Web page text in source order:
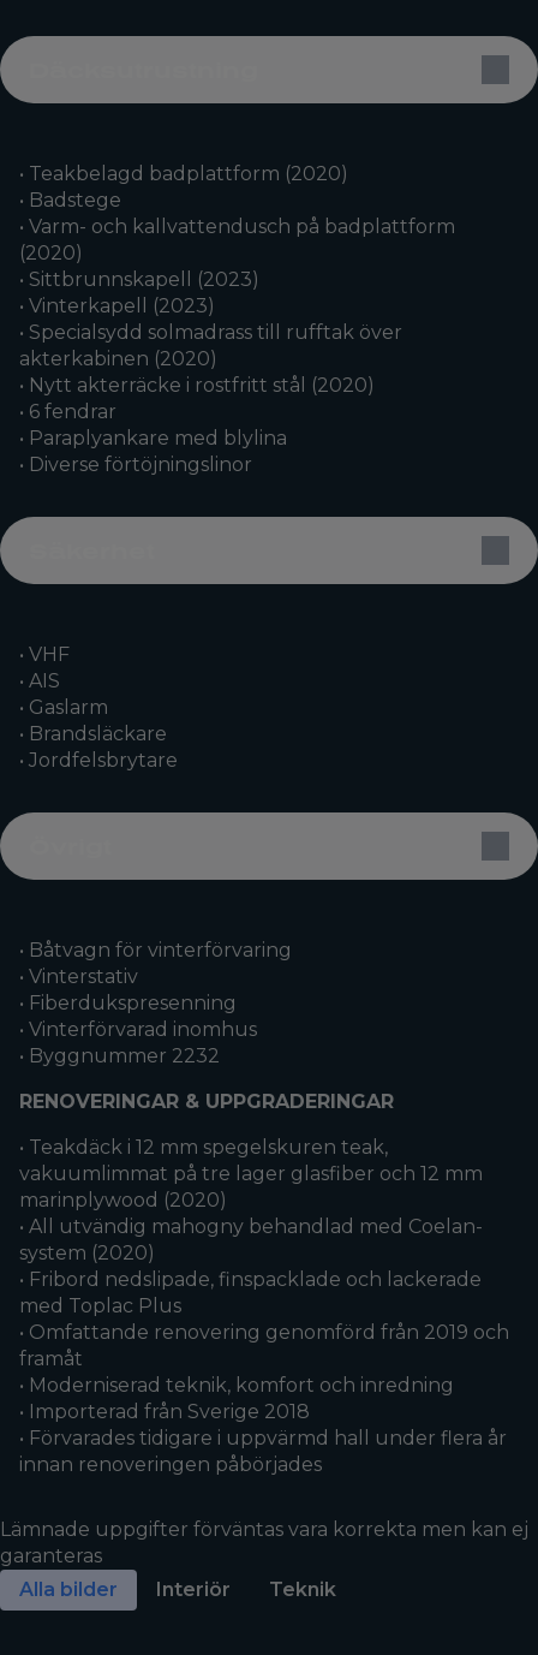
• Teakbelagd badplattform (2020)
• Badstege
• Varm- och kallvattendusch på badplattform
(2020)
• Sittbrunnskapell (2023)
• Vinterkapell (2023)
• Specialsydd solmadrass till rufftak över
akterkabinen (2020)
• Nytt akterräcke i rostfritt stål (2020)
• 6 fendrar
• Paraplyankare med blylina
• Diverse förtöjningslinor
• VHF
• AIS
• Gaslarm
• Brandsläckare
• Jordfelsbrytare
• Båtvagn för vinterförvaring
• Vinterstativ
• Fiberdukspresenning
• Vinterförvarad inomhus
• Byggnummer 2232
RENOVERINGAR & UPPGRADERINGAR
• Teakdäck i 12 mm spegelskuren teak,
vakuumlimmat på tre lager glasfiber och 12 mm
marinplywood (2020)
• All utvändig mahogny behandlad med Coelan-
system (2020)
• Fribord nedslipade, finspacklade och lackerade
med Toplac Plus
• Omfattande renovering genomförd från 2019 och
framåt
• Moderniserad teknik, komfort och inredning
• Importerad från Sverige 2018
• Förvarades tidigare i uppvärmd hall under flera år
innan renoveringen påbörjades
Lämnade uppgifter förväntas vara korrekta men kan ej
garanteras
Alla bilder
Interiör Teknik